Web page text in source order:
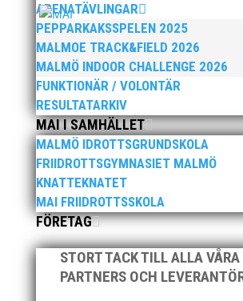
ARENATÄVLINGAR
PEPPARKAKSSPELEN 2025
MALMOE TRACK&FIELD 2026
MALMÖ INDOOR CHALLENGE 2026
FUNKTIONÄR / VOLONTÄR
RESULTATARKIV
MAI I SAMHÄLLET
MALMÖ IDROTTSGRUNDSKOLA
FRIIDROTTSGYMNASIET MALMÖ
KNATTEKNATET
MAI FRIIDROTTSSKOLA
FÖRETAG
STORT TACK TILL ALLA VÅRA
PARTNERS OCH
Malmöloppet gick av stapeln i lördags
ruskväder. Fast det bromsade inte vår
som verkligen visade framfötterna.
MAI:s-styrelse arbetar med
genom att först definiera sina mål och
på både kort och lång sikt. Därefter
analys av klubbens nuvarande
identifiera möjligheter och
denna analys utvecklas...